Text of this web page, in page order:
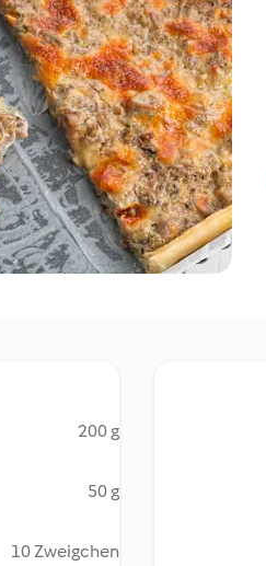
200 g
50 g
10 Zweigchen